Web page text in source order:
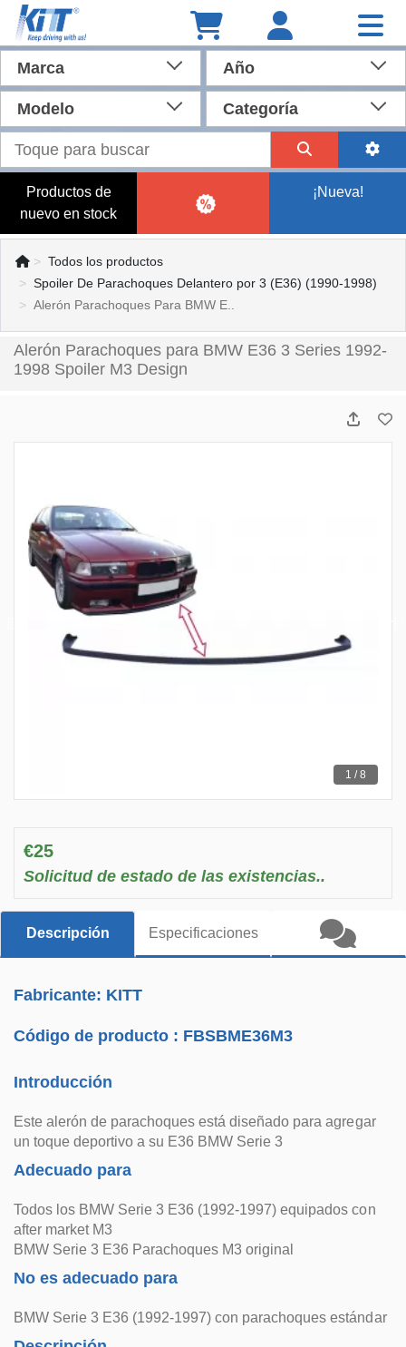
Marca Año
Modelo Categoría
Productos de
nuevo en stock
¡Nueva!
Todos los productos
Spoiler De Parachoques Delantero por 3 (E36) (1990-1998)
Alerón Parachoques Para BMW E..
Alerón Parachoques para BMW E36 3 Series 1992-
1998 Spoiler M3 Design
1 / 8
€25
Solicitud de estado de las existencias..
Descripción Especificaciones
Fabricante: KITT
Código de producto : FBSBME36M3
Introducción
Este alerón de parachoques está diseñado para agregar
un toque deportivo a su E36 BMW Serie 3
Adecuado para
Todos los BMW Serie 3 E36 (1992-1997) equipados con
after market M3
BMW Serie 3 E36 Parachoques M3 original
No es adecuado para
BMW Serie 3 E36 (1992-1997) con parachoques estándar